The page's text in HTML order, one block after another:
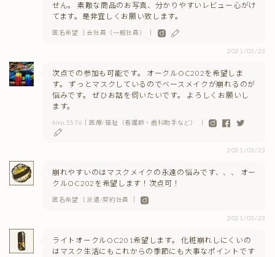
せん。 素敵な商品のお写真、分かりやすいレビュー心がけ
てます。是非宜しくお願い致します。
匿名希望 ｜会社員（一般社員） ｜
2021/03/23
次点での参加も可能です。 オークルOC202を希望しま
す。 ずっとマスクしているのでベースメイクが崩れるのが
悩みです。 ぜひお話を伺いたいです。 よろしくお願いし
ます。
hiro.5576｜医療/福祉（看護師・歯科助手など） ｜
2021/03/23
崩れやすいのはマスクメイクの永遠の悩みです、、、 オー
クルOC202を希望します！次点可！
匿名希望 ｜派遣/契約社員 ｜
2021/03/23
ライトオークルOC201希望します。 化粧崩れしにくいの
はマスク生活にもこれからの季節にも大事なポイントです